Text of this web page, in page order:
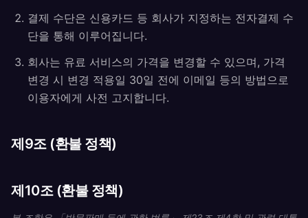
결제 수단은 신용카드 등 회사가 지정하는 전자결제 수
단을 통해 이루어집니다.
회사는 유료 서비스의 가격을 변경할 수 있으며, 가격
변경 시 변경 적용일 30일 전에 이메일 등의 방법으로
이용자에게 사전 고지합니다.
제9조 (환불 정책)
제10조 (환불 정책)